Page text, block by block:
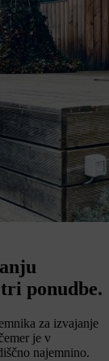
ponudbe.
za izvajanje
je v
najemnino.